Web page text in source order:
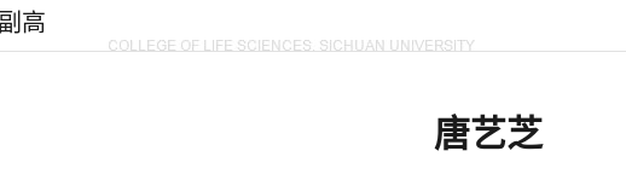
副高
唐艺芝